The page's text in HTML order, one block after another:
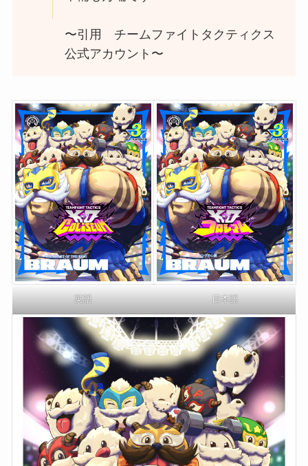
〜引用 チームファイトタクティクス
公式アカウント〜
英語 日本語